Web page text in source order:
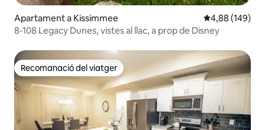
Apartament a Kissimmee 4,88 de
4,88 (149)
8-108 Legacy Dunes, vistes al llac, a prop de Disney
Recomanació del viatger
Recomanació del viatger